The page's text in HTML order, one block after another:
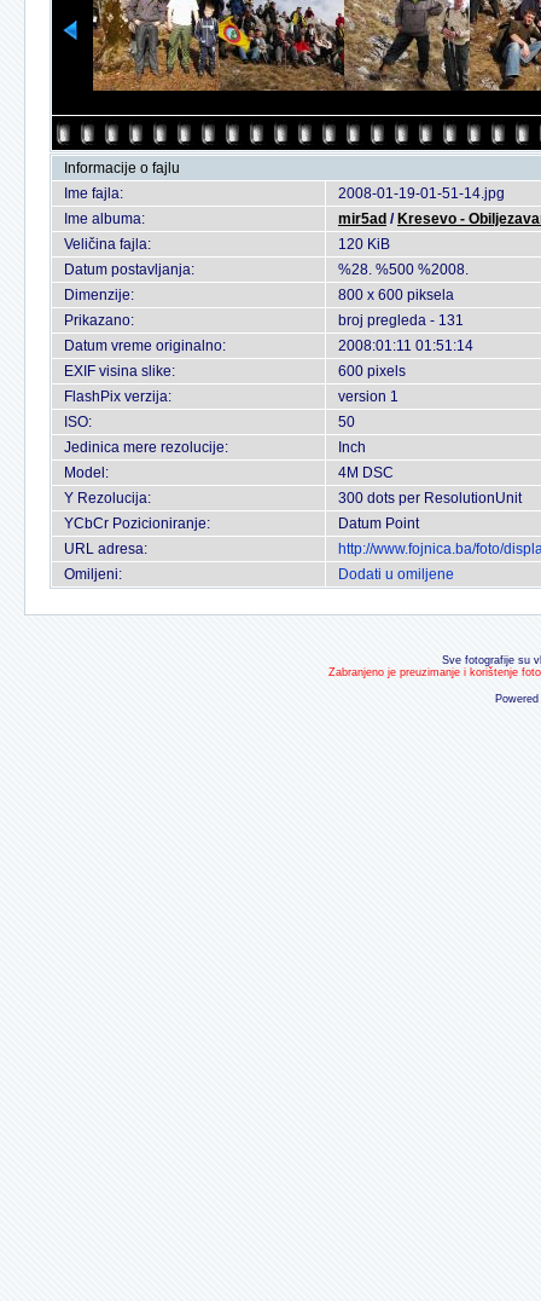
Informacije o fajlu
Ime fajla:
2008-01-19-01-51-14.jpg
Ime albuma:
mir5ad / Kresevo -
Veličina fajla:
120 KiB
Datum postavljanja:
%28. %500 %2008.
Dimenzije:
800 x 600 piksela
Prikazano:
broj pregleda - 131
Datum vreme originalno:
2008:01:11 01:51:14
EXIF visina slike:
600 pixels
FlashPix verzija:
version 1
ISO:
50
Jedinica mere rezolucije:
Inch
Model:
4M DSC
Y Rezolucija:
300 dots per ResolutionUnit
YCbCr Pozicioniranje:
Datum Point
URL adresa:
http://www.fojnica.ba/foto/
Omiljeni:
Dodati u omiljene
Sve fotografije su
Zabranjeno je preuzimanje i korištenje